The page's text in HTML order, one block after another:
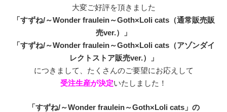
大変ご好評を頂きました
「すずね/～Wonder fraulein～Goth×Loli cats（通常販売販
売ver.）」
「すずね/～Wonder fraulein～Goth×Loli cats（アゾンダイ
レクトストア販売ver.）」
につきまして、たくさんのご要望にお応えして
受注生産が決定いたしました！
「すずね/～Wonder fraulein～Goth×Loli cats」の